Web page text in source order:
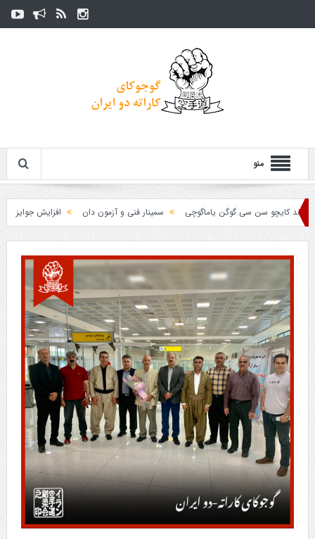
منو
کایچو سن سی گوگن یاماگوچی سمینار فنی و آزمون دان
افزایش جوایز قهرمانی
استاژ سنندج